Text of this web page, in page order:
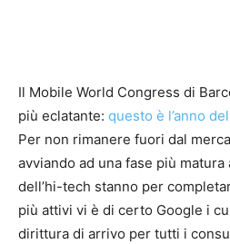
Il Mobile World Congress di
più eclatante: questo è l’anno
Per non rimanere fuori dal
avviando ad una fase più
dell’hi-tech stanno per
più attivi vi è di certo Google i
dirittura di arrivo per tutti i